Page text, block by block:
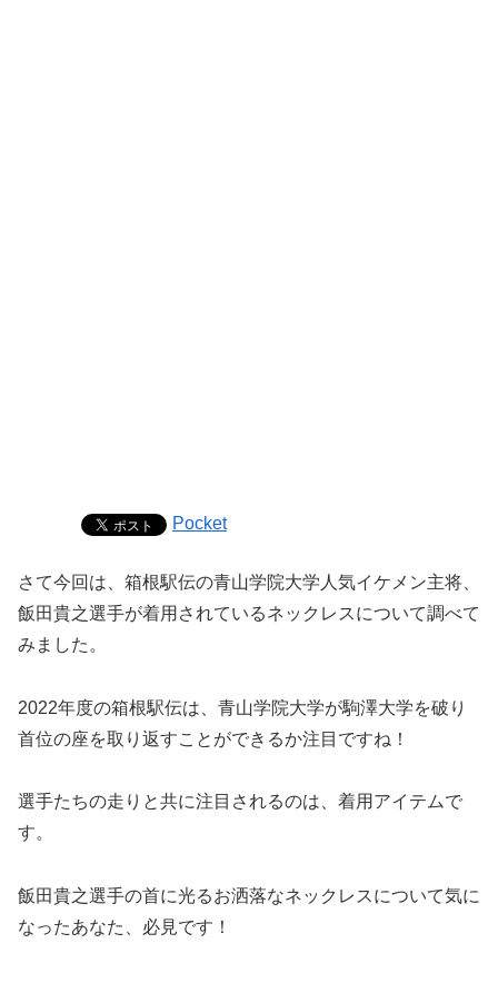
Pocket
さて今回は、箱根駅伝の青山学院大学人気イケメン主将、
飯田貴之選手が着用されているネックレスについて調べて
みました。
2022年度の箱根駅伝は、青山学院大学が駒澤大学を破り
首位の座を取り返すことができるか注目ですね！
選手たちの走りと共に注目されるのは、着用アイテムで
す。
飯田貴之選手の首に光るお洒落なネックレスについて気に
なったあなた、必見です！